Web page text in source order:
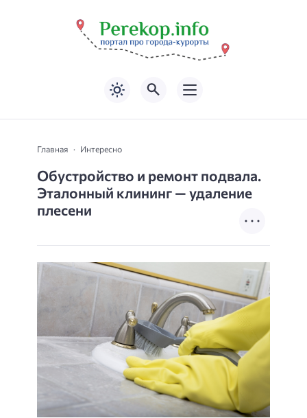
Главная Интересно
Обустройство и ремонт подвала.
Эталонный клининг — удаление
плесени